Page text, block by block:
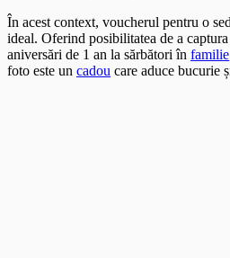
În acest context, voucherul pentru o
ideal. Oferind posibilitatea de a
aniversări de 1 an la sărbători în familie
foto este un cadou care aduce bucurie